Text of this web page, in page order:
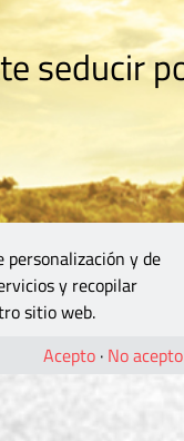
seducir
personalización y de
y recopilar
sitio web.
Acepto · No acepto